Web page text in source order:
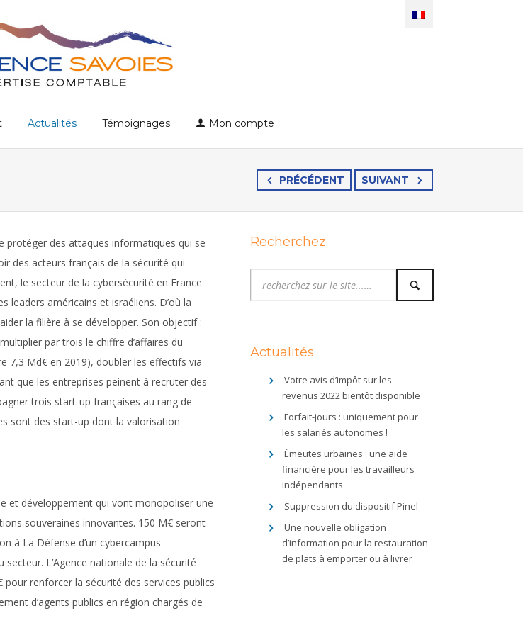
Actualités Témoignages Mon compte
PRÉCÉDENT SUIVANT
protéger des attaques informatiques qui se
des acteurs français de la sécurité qui
le secteur de la cybersécurité en France
leaders américains et israéliens. D’où la
la filière à se développer. Son objectif :
par trois le chiffre d’affaires du
7,3 Md€ en 2019), doubler les effectifs via
que les entreprises peinent à recruter des
trois start-up françaises au rang de
sont des start-up dont la valorisation
et développement qui vont monopoliser une
souveraines innovantes. 150 M€ seront
à La Défense d’un cybercampus
L’Agence nationale de la sécurité
renforcer la sécurité des services publics
d’agents publics en région chargés de
Recherchez
Actualités
Votre avis d’impôt sur les
revenus 2022 bientôt disponible
Forfait-jours : uniquement pour
les salariés autonomes !
Émeutes urbaines : une aide
financière pour les travailleurs
indépendants
Suppression du dispositif Pinel
Une nouvelle obligation
d’information pour la restauration
de plats à emporter ou à livrer